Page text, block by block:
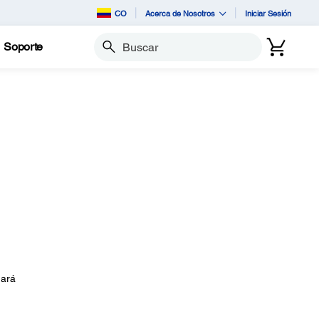
CO Acerca de Nosotros Iniciar Sesión
Soporte Buscar